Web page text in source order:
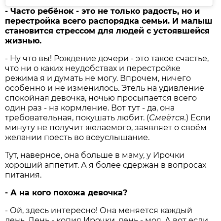
- Часто ребёнок - это не только радость, но и
перестройка всего распорядка семьи. И малыш
становится стрессом для людей с устоявшейся
жизнью.
- Ну что вы! Рождение дочери - это такое счастье,
что ни о каких неудобствах и перестройке
режима я и думать не могу. Впрочем, ничего
особенно и не изменилось. Этель на удивление
спокойная девочка, ночью просыпается всего
один раз - на кормление. Вот тут - да, она
требовательная, покушать любит. (Смеётся.) Если
минуту не получит желаемого, заявляет о своём
желании поесть во в­сеуслышание.
Тут, наверное, она больше в маму, у Ирочки
хороший аппетит. А я более сдержан в вопросах
питания.
- А на кого похожа д­евочка?
- Ой, здесь интересно! Она меняется каждый